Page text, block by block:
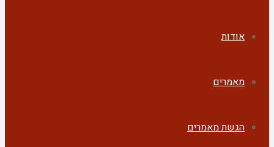
אודות
מאמרים
הגשת מאמרים